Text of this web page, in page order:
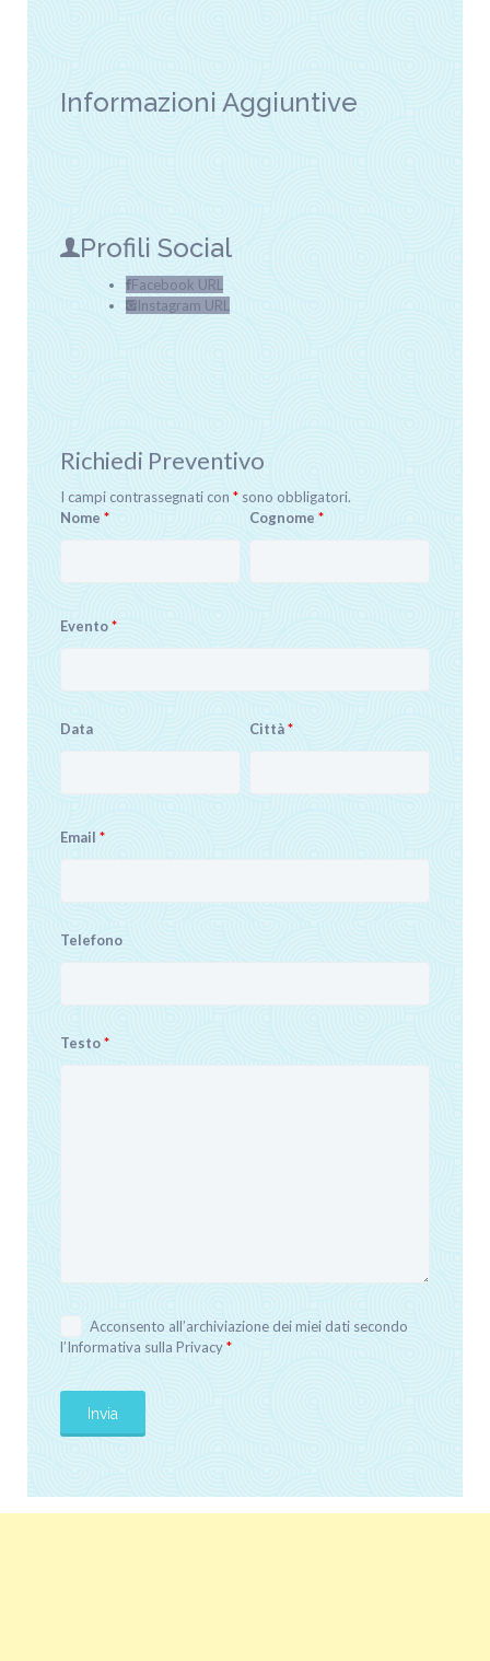
Informazioni Aggiuntive
Profili Social
Facebook URL
Instagram URL
Richiedi Preventivo
I campi contrassegnati con * sono obbligatori.
Nome * Cognome*
Evento*
Data Città*
Email *
Telefono
Testo*
Acconsento all’archiviazione dei miei dati secondo
l’Informativa sulla Privacy*